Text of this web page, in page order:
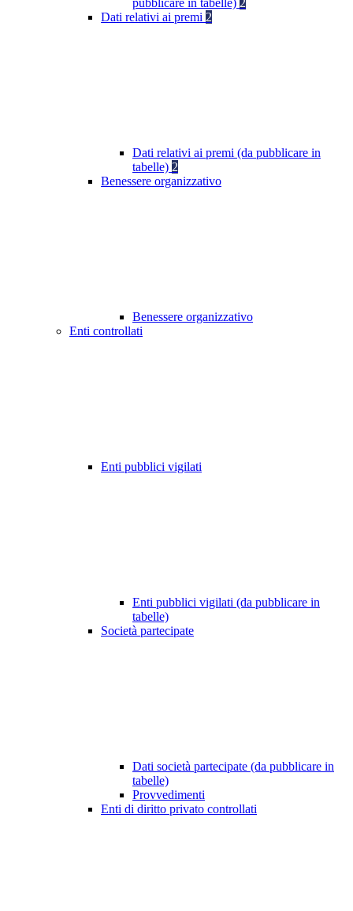
pubblicare in tabelle) 2
Dati relativi ai premi 2
Dati relativi ai premi (da pubblicare in
tabelle) 2
Benessere organizzativo
Benessere organizzativo
Enti controllati
Enti pubblici vigilati
Enti pubblici vigilati (da pubblicare in
tabelle)
Società partecipate
Dati società partecipate (da pubblicare in
tabelle)
Provvedimenti
Enti di diritto privato controllati